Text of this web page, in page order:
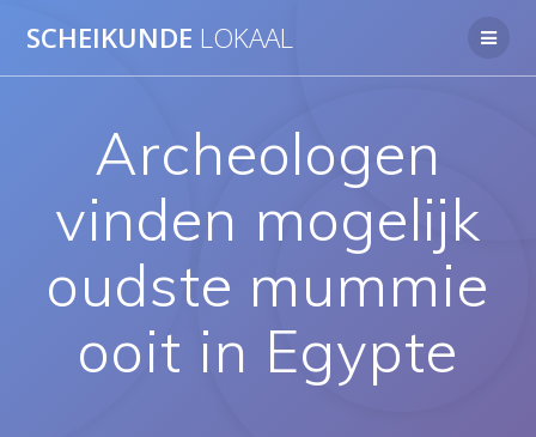
naar
SCHEIKUNDE LOKAAL
Archeologen
vinden mogelijk
oudste mummie
ooit in Egypte